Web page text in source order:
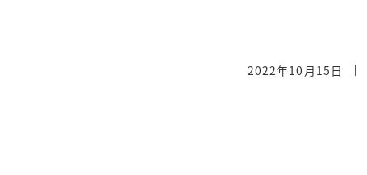
2022年10月15日